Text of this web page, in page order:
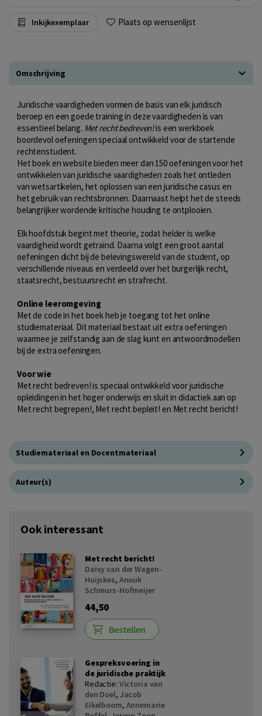
Inkijkexemplaar Plaats op wensenlijst
Omschrijving
Juridische vaardigheden vormen de basis van elk juridisch
beroep en een goede training in deze vaardigheden is van
essentieel belang. Met recht bedreven!is een werkboek
boordevol oefeningen speciaal ontwikkeld voor de startende
rechtenstudent.
Het boek en website bieden meer dan 150 oefeningen voor het
ontwikkelen van juridische vaardigheden zoals het ontleden
van wetsartikelen, het oplossen van een juridische casus en
het gebruik van rechtsbronnen. Daarnaast helpt het de steeds
belangrijker wordende kritische houding te ontplooien.
Elk hoofdstuk begint met theorie, zodat helder is welke
vaardigheid wordt getraind. Daarna volgt een groot aantal
oefeningen dicht bij de belevingswereld van de student, op
verschillende niveaus en verdeeld over het burgerlijk recht,
staatsrecht, bestuursrecht en strafrecht.
Online leeromgeving
Met de code in het boek heb je toegang tot het online
studiemateriaal. Dit materiaal bestaat uit extra oefeningen
waarmee je zelfstandig aan de slag kunt en antwoordmodellen
bij de extra oefeningen.
Voor wie
Met recht bedreven! is speciaal ontwikkeld voor juridische
opleidingen in het hoger onderwijs en sluit in didactiek aan op
Met recht begrepen!, Met recht bepleit! en Met recht bericht!
Studiemateriaal en Docentmateriaal
Auteur(s)
Ook interessant
Met recht bericht!
Daisy van der Wagen-
Huijskes, Anouk
Schreurs-Hofmeijer
44,50
Bestellen
Gespreksvoering in
de juridische praktijk
Redactie: Victoria van
den Doel, Jacob
Eikelboom, Annemarie